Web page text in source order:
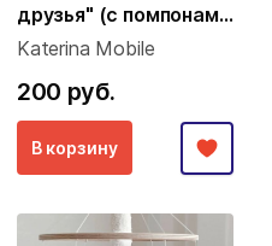
друзья" (с помпонами
из пряжи)
Katerina Mobile
200 руб.
В корзину